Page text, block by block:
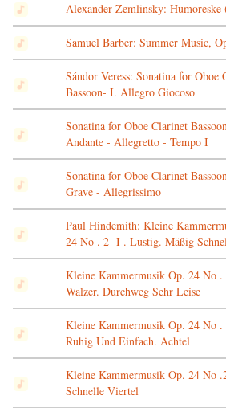
Alexander Zemlinsky: Humoreske
Samuel Barber: Summer Music,
Sándor Veress: Sonatina for Oboe
Bassoon- I. Allegro Giocoso
Sonatina for Oboe Clarinet
Andante - Allegretto - Tempo I
Sonatina for Oboe Clarinet
Grave - Allegrissimo
Paul Hindemith: Kleine
24 No . 2- I . Lustig. Mäßig
Kleine Kammermusik Op. 24 No
Walzer. Durchweg Sehr Leise
Kleine Kammermusik Op. 24 No
Ruhig Und Einfach. Achtel
Kleine Kammermusik Op. 24 No
Schnelle Viertel